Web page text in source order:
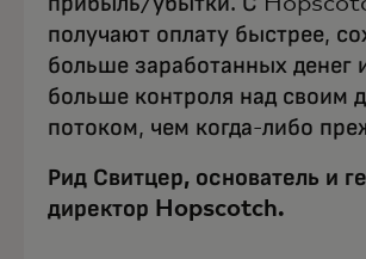
получают оплату быстрее,
больше заработанных денег
больше контроля над своим
потоком, чем когда-либо
Рид Свитцер, основатель и
директор Hopscotch.